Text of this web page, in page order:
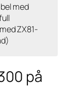
med
ZX81-
på